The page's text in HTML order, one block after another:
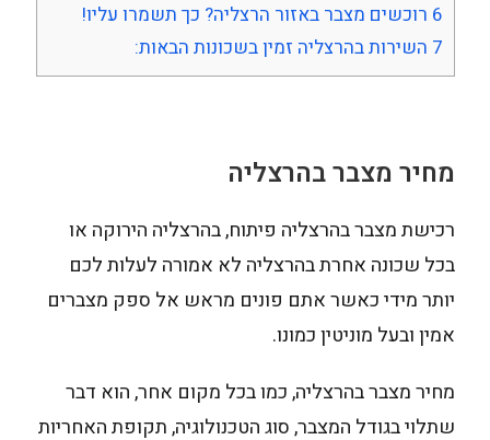
6 רוכשים מצבר באזור הרצליה? כך תשמרו עליו!
7 השירות בהרצליה זמין בשכונות הבאות:
מחיר מצבר בהרצליה
רכישת מצבר בהרצליה פיתוח, בהרצליה הירוקה או
בכל שכונה אחרת בהרצליה לא אמורה לעלות לכם
יותר מידי כאשר אתם פונים מראש אל ספק מצברים
אמין ובעל מוניטין כמונו.
מחיר מצבר בהרצליה, כמו בכל מקום אחר, הוא דבר
שתלוי בגודל המצבר, סוג הטכנולוגיה, תקופת האחריות